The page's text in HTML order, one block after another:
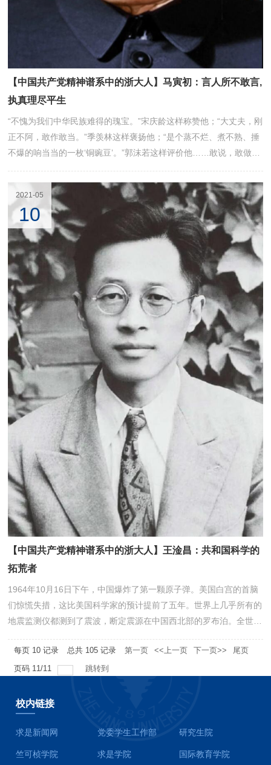
【中国共产党精神谱系中的浙大人】马寅初：言人所不敢言,
执真理尽平生
“不愧为我们中华民族难得的瑰宝。”宋庆龄这样称赞他；“大丈夫，刚
正不阿，敢作敢当。”季羡林这样褒扬他；“是个蒸不烂、煮不熟、捶
不爆的响当当的一枚‘铜豌豆’。”郭沫若这样评价他……敢说，敢做，
我国著名的经济学家、教育家和人口学家，享有当代“中国人口学第
一人”之誉。
2021-05
10
【中国共产党精神谱系中的浙大人】王淦昌：共和国科学的
拓荒者
1964年10月16日下午，中国爆炸了第一颗原子弹。美国白宫的首脑
们惊慌失措，这比美国科学家的预计提前了五年。世界上几乎所有的
地震监测仪都测到了震波，断定震源在中国西北部的罗布泊。全世界
样的中国人？是谁在当代中国创造了伟大的科学奇迹？他们不明白，
要了解王淦昌，就如同了解中华民族自强不息的英雄史诗，祖国的苦
每页 10 记录 总共 105 记录 第一页 <<上一页 下一页>>
尾页
页码 11/11 跳转到
校内链接
求是新闻网 党委学生工作部 研究生院
竺可桢学院 求是学院 国际教育学院